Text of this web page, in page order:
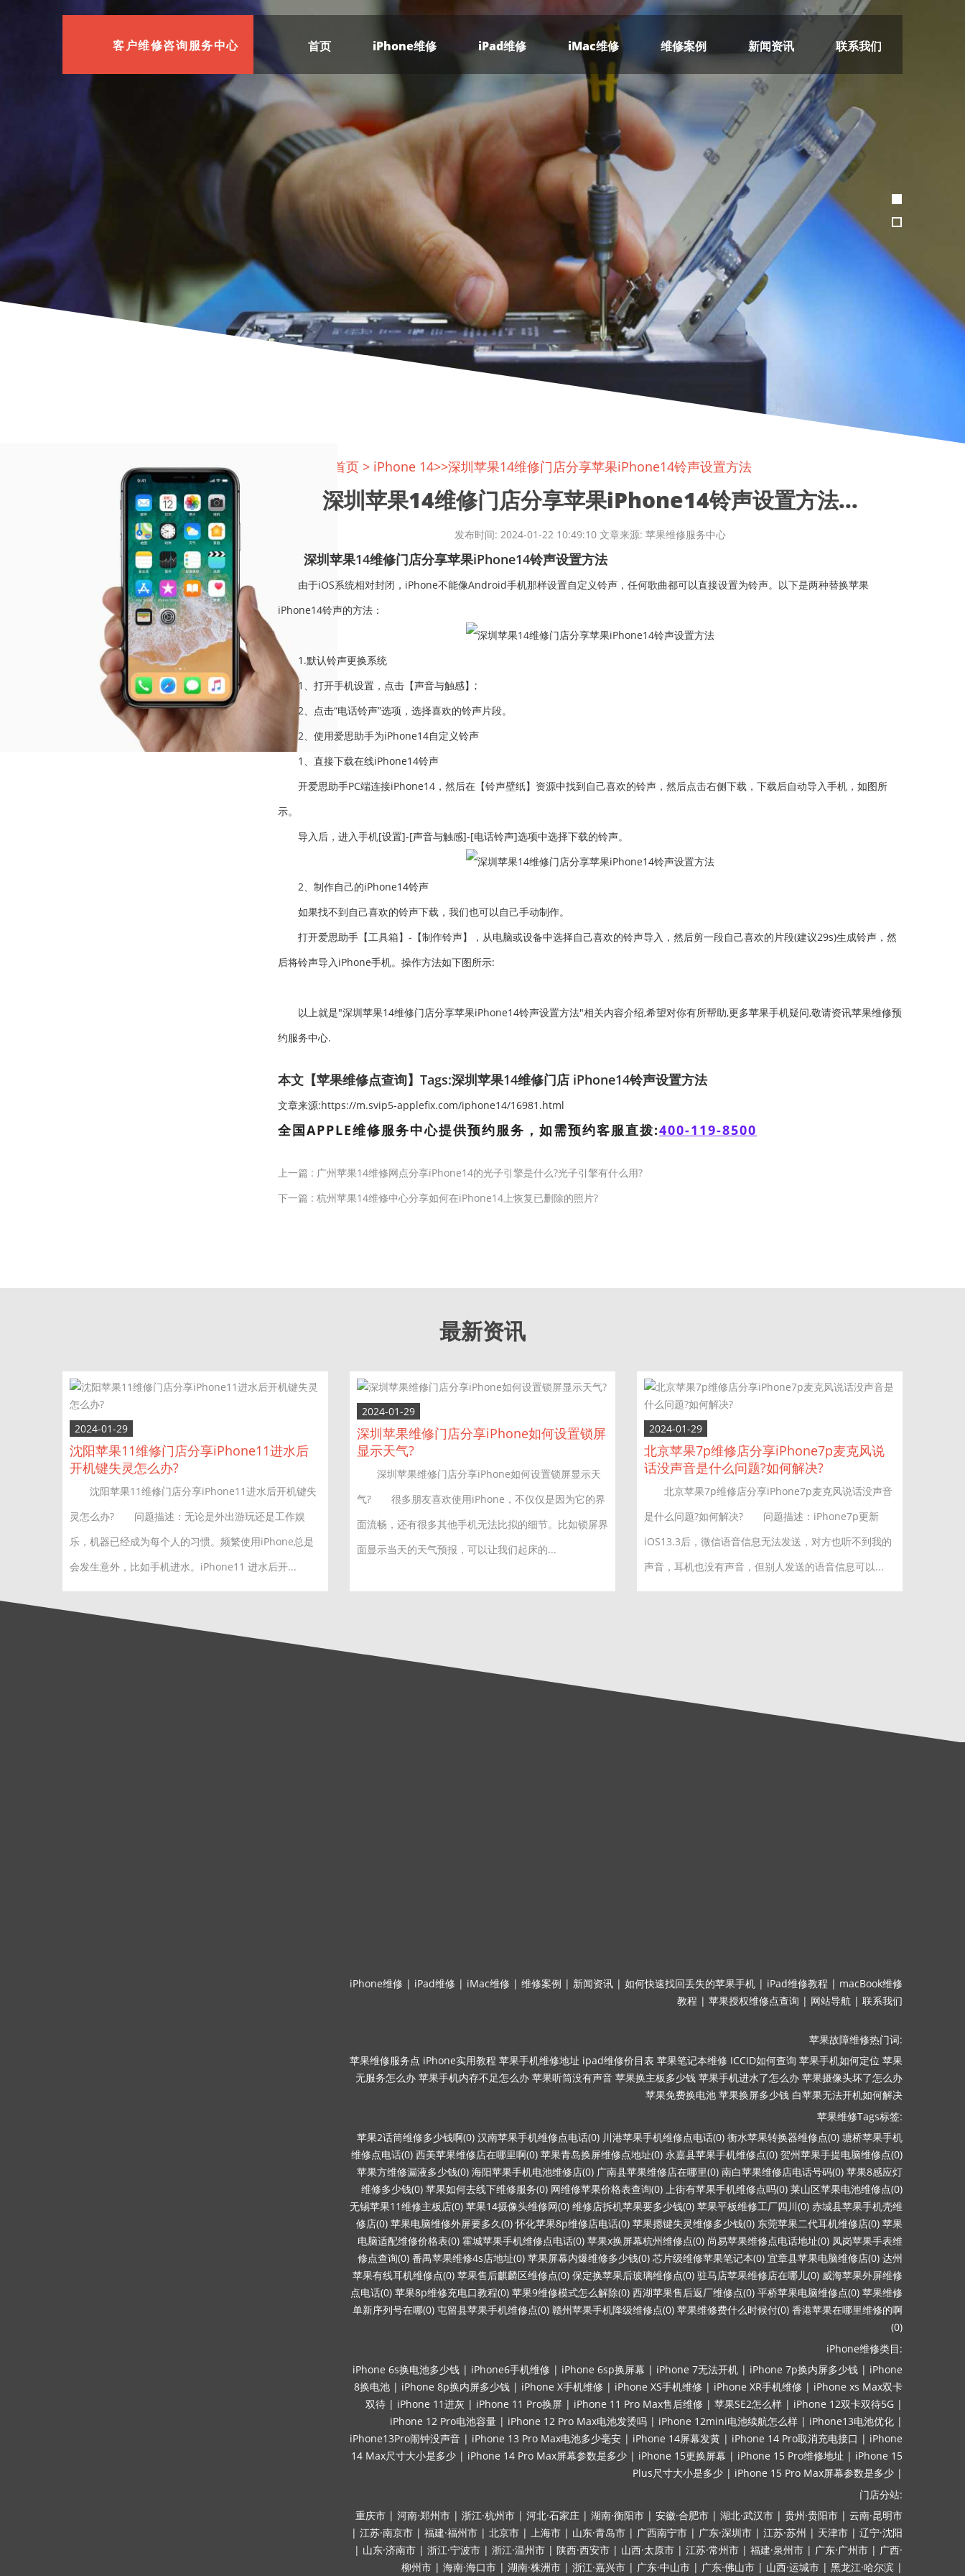
客户维修咨询服务中心 首页 iPhone维修 iPad维修 iMac维修 维修案例 新闻资讯 联系我们
首页 > iPhone 14>>深圳苹果14维修门店分享苹果iPhone14铃声设置方法
深圳苹果14维修门店分享苹果iPhone14铃声设置方法...
发布时间: 2024-01-22 10:49:10 文章来源: 苹果维修服务中心
深圳苹果14维修门店分享苹果iPhone14铃声设置方法
由于iOS系统相对封闭，iPhone不能像Android手机那样设置自定义铃声，任何歌曲都可以直接设置为铃声。以下是两种替换苹果
iPhone14铃声的方法：
1.默认铃声更换系统
1、打开手机设置，点击【声音与触感】;
2、点击“电话铃声”选项，选择喜欢的铃声片段。
2、使用爱思助手为iPhone14自定义铃声
1、直接下载在线iPhone14铃声
开爱思助手PC端连接iPhone14，然后在【铃声壁纸】资源中找到自己喜欢的铃声，然后点击右侧下载，下载后自动导入手机，如图所
示。
导入后，进入手机[设置]-[声音与触感]-[电话铃声]选项中选择下载的铃声。
2、制作自己的iPhone14铃声
如果找不到自己喜欢的铃声下载，我们也可以自己手动制作。
打开爱思助手【工具箱】-【制作铃声】，从电脑或设备中选择自己喜欢的铃声导入，然后剪一段自己喜欢的片段(建议29s)生成铃声，然
后将铃声导入iPhone手机。操作方法如下图所示:
以上就是"深圳苹果14维修门店分享苹果iPhone14铃声设置方法"相关内容介绍,希望对你有所帮助,更多苹果手机疑问,敬请资讯苹果维修预
约服务中心.
本文【苹果维修点查询】Tags:深圳苹果14维修门店 iPhone14铃声设置方法
文章来源:https://m.svip5-applefix.com/iphone14/16981.html
全国APPLE维修服务中心提供预约服务，如需预约客服直拨:400-119-8500
上一篇 : 广州苹果14维修网点分享iPhone14的光子引擎是什么?光子引擎有什么用?
下一篇 : 杭州苹果14维修中心分享如何在iPhone14上恢复已删除的照片?
最新资讯
2024-01-29
沈阳苹果11维修门店分享iPhone11进水后
开机键失灵怎么办?
沈阳苹果11维修门店分享iPhone11进水后开机键失
灵怎么办? 问题描述：无论是外出游玩还是工作娱
乐，机器已经成为每个人的习惯。频繁使用iPhone总是
会发生意外，比如手机进水。iPhone11 进水后开...
2024-01-29
深圳苹果维修门店分享iPhone如何设置锁屏
显示天气?
深圳苹果维修门店分享iPhone如何设置锁屏显示天
气? 很多朋友喜欢使用iPhone，不仅仅是因为它的界
面流畅，还有很多其他手机无法比拟的细节。比如锁屏界
面显示当天的天气预报，可以让我们起床的...
2024-01-29
北京苹果7p维修店分享iPhone7p麦克风说
话没声音是什么问题?如何解决?
北京苹果7p维修店分享iPhone7p麦克风说话没声音
是什么问题?如何解决? 问题描述：iPhone7p更新
iOS13.3后，微信语音信息无法发送，对方也听不到我的
声音，耳机也没有声音，但别人发送的语音信息可以...
iPhone维修 | iPad维修 | iMac维修 | 维修案例 | 新闻资讯 | 如何快速找回丢失的苹果手机 | iPad维修教程 | macBook维修
教程 | 苹果授权维修点查询 | 网站导航 | 联系我们
苹果故障维修热门词:
苹果维修服务点 iPhone实用教程 苹果手机维修地址 ipad维修价目表 苹果笔记本维修 ICCID如何查询 苹果手机如何定位 苹果
无服务怎么办 苹果手机内存不足怎么办 苹果听筒没有声音 苹果换主板多少钱 苹果手机进水了怎么办 苹果摄像头坏了怎么办
苹果免费换电池 苹果换屏多少钱 白苹果无法开机如何解决
苹果维修Tags标签:
苹果2话筒维修多少钱啊(0) 汉南苹果手机维修点电话(0) 川港苹果手机维修点电话(0) 衡水苹果转换器维修点(0) 塘桥苹果手机
维修点电话(0) 西美苹果维修店在哪里啊(0) 苹果青岛换屏维修点地址(0) 永嘉县苹果手机维修点(0) 贺州苹果手提电脑维修点(0)
苹果方维修漏液多少钱(0) 海阳苹果手机电池维修店(0) 广南县苹果维修店在哪里(0) 南白苹果维修店电话号码(0) 苹果8感应灯
维修多少钱(0) 苹果如何去线下维修服务(0) 网维修苹果价格表查询(0) 上街有苹果手机维修点吗(0) 莱山区苹果电池维修点(0)
无锡苹果11维修主板店(0) 苹果14摄像头维修网(0) 维修店拆机苹果要多少钱(0) 苹果平板维修工厂四川(0) 赤城县苹果手机壳维
修店(0) 苹果电脑维修外屏要多久(0) 怀化苹果8p维修店电话(0) 苹果摁键失灵维修多少钱(0) 东莞苹果二代耳机维修店(0) 苹果
电脑适配维修价格表(0) 霍城苹果手机维修点电话(0) 苹果x换屏幕杭州维修点(0) 尚易苹果维修点电话地址(0) 凤岗苹果手表维
修点查询(0) 番禺苹果维修4s店地址(0) 苹果屏幕内爆维修多少钱(0) 芯片级维修苹果笔记本(0) 宜章县苹果电脑维修店(0) 达州
苹果有线耳机维修点(0) 苹果售后麒麟区维修点(0) 保定换苹果后玻璃维修点(0) 驻马店苹果维修店在哪儿(0) 威海苹果外屏维修
点电话(0) 苹果8p维修充电口教程(0) 苹果9维修模式怎么解除(0) 西湖苹果售后返厂维修点(0) 平桥苹果电脑维修点(0) 苹果维修
单新序列号在哪(0) 屯留县苹果手机维修点(0) 赣州苹果手机降级维修点(0) 苹果维修费什么时候付(0) 香港苹果在哪里维修的啊
(0)
iPhone维修类目:
iPhone 6s换电池多少钱 | iPhone6手机维修 | iPhone 6sp换屏幕 | iPhone 7无法开机 | iPhone 7p换内屏多少钱 | iPhone
8换电池 | iPhone 8p换内屏多少钱 | iPhone X手机维修 | iPhone XS手机维修 | iPhone XR手机维修 | iPhone xs Max双卡
双待 | iPhone 11进灰 | iPhone 11 Pro换屏 | iPhone 11 Pro Max售后维修 | 苹果SE2怎么样 | iPhone 12双卡双待5G |
iPhone 12 Pro电池容量 | iPhone 12 Pro Max电池发烫吗 | iPhone 12mini电池续航怎么样 | iPhone13电池优化 |
iPhone13Pro闹钟没声音 | iPhone 13 Pro Max电池多少毫安 | iPhone 14屏幕发黄 | iPhone 14 Pro取消充电接口 | iPhone
14 Max尺寸大小是多少 | iPhone 14 Pro Max屏幕参数是多少 | iPhone 15更换屏幕 | iPhone 15 Pro维修地址 | iPhone 15
Plus尺寸大小是多少 | iPhone 15 Pro Max屏幕参数是多少 |
门店分站:
重庆市 | 河南·郑州市 | 浙江·杭州市 | 河北·石家庄 | 湖南·衡阳市 | 安徽·合肥市 | 湖北·武汉市 | 贵州·贵阳市 | 云南·昆明市
| 江苏·南京市 | 福建·福州市 | 北京市 | 上海市 | 山东·青岛市 | 广西南宁市 | 广东·深圳市 | 江苏·苏州 | 天津市 | 辽宁·沈阳
| 山东·济南市 | 浙江·宁波市 | 浙江·温州市 | 陕西·西安市 | 山西·太原市 | 江苏·常州市 | 福建·泉州市 | 广东·广州市 | 广西·
柳州市 | 海南·海口市 | 湖南·株洲市 | 浙江·嘉兴市 | 广东·中山市 | 广东·佛山市 | 山西·运城市 | 黑龙江·哈尔滨 |